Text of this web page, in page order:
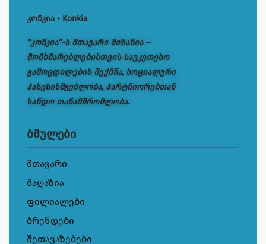
კონკია • Konkia
“კონკია“-ს მთავარი მიზანია –
მომხმარებლებისთვის საუკეთესო
გამოცდილების შექმნა, სოციალური
პასუხისმგებლობა, პარტნიორებთან
სანდო თანამშრომლობა.
ბმულები
მთავარი
მაღაზია
ფილიალები
ბრენდები
შეთავაზებები